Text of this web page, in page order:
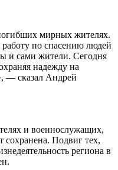
мирных жителях.
по спасению людей
и сами жители. Сегодня
надежду на
— сказал Андрей
и военнослужащих,
Подвиг тех,
региона в